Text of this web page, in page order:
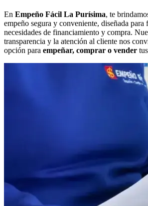
En Empeño Fácil La Purísima, te
empeño segura y conveniente, diseñada para
necesidades de financiamiento y compra.
transparencia y la atención al cliente nos
opción para empeñar, comprar o vender